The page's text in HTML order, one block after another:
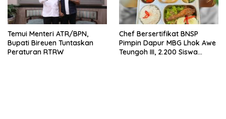
Temui Menteri ATR/BPN,
Bupati Bireuen Tuntaskan
Peraturan RTRW
Chef Bersertifikat BNSP
Pimpin Dapur MBG Lhok Awe
Teungoh III, 2.200 Siswa